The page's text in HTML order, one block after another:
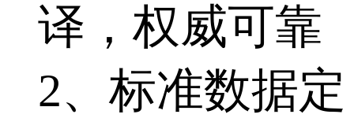
译，权威可靠
2、标准数据定